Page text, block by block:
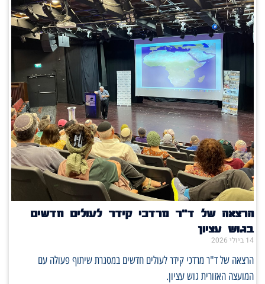
הרצאה של ד"ר מרדכי קידר לעולים חדשים
בגוש עציון
הרצאה של ד"ר מרדכי קידר לעולים חדשים במסגרת שיתוף פעולה עם
המועצה האזורית גוש עציון.